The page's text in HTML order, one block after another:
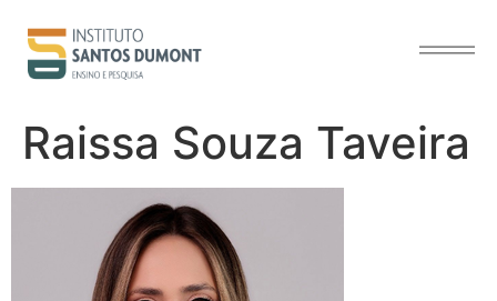
conteúdo
Raissa Souza Taveira